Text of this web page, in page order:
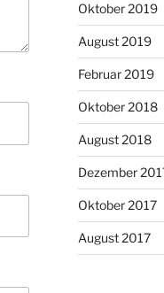
Oktober 2019
August 2019
Februar 2019
Oktober 2018
August 2018
Dezember
Oktober 2017
August 2017